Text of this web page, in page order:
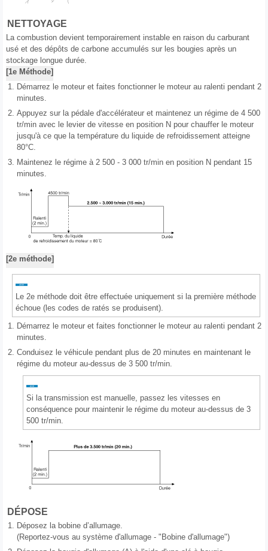
NETTOYAGE
La combustion devient temporairement instable en raison du carburant
usé et des dépôts de carbone accumulés sur les bougies après un
stockage longue durée.
[1e Méthode]
1. Démarrez le moteur et faites fonctionner le moteur au ralenti pendant 2
minutes.
2. Appuyez sur la pédale d'accélérateur et maintenez un régime de 4 500
tr/min avec le levier de vitesse en position N pour chauffer le moteur
jusqu'à ce que la température du liquide de refroidissement atteigne
80°C.
3. Maintenez le régime à 2 500 - 3 000 tr/min en position N pendant 15
minutes.
[2e méthode]
Le 2e méthode doit être effectuée uniquement si la première méthode
échoue (les codes de ratés se produisent).
1. Démarrez le moteur et faites fonctionner le moteur au ralenti pendant 2
minutes.
2. Conduisez le véhicule pendant plus de 20 minutes en maintenant le
régime du moteur au-dessus de 3 500 tr/min.
Si la transmission est manuelle, passez les vitesses en
conséquence pour maintenir le régime du moteur au-dessus de 3
500 tr/min.
DÉPOSE
1. Déposez la bobine d’allumage.
(Reportez-vous au système d'allumage - "Bobine d'allumage")